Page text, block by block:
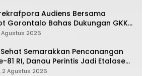
Audiens Bersama
Gorontalo Bahas Dukungan GKK
Agustus 2026
Semarakkan Pencanangan
81 RI, Danau Perintis Jadi Etalase
Gorontalo
2 Agustus 2026